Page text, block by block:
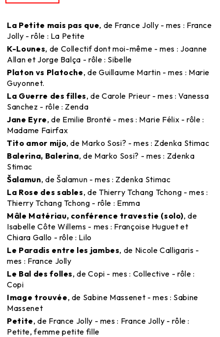
La Petite mais pas que, de France Jolly - mes : France
Jolly - rôle : La Petite
K-Lounes, de Collectif dont moi-même - mes : Joanne
Allan et Jorge Balça - rôle : Sibelle
Platon vs Platoche, de Guillaume Martin - mes : Marie
Guyonnet.
La Guerre des filles, de Carole Prieur - mes : Vanessa
Sanchez - rôle : Zenda
Jane Eyre, de Emilie Brontë - mes : Marie Félix - rôle :
Madame Fairfax
Tito amor mijo, de Marko Sosi? - mes : Zdenka Stimac
Balerina, Balerina, de Marko Sosi? - mes : Zdenka
Stimac
Šalamun, de Šalamun - mes : Zdenka Stimac
La Rose des sables, de Thierry Tchang Tchong - mes :
Thierry Tchang Tchong - rôle : Emma
Mâle Matériau, conférence travestie (solo), de
Isabelle Côte Willems - mes : Françoise Huguet et
Chiara Gallo - rôle : Lilo
Le Paradis entre les jambes, de Nicole Calligaris -
mes : France Jolly
Le Bal des folles, de Copi - mes : Collective - rôle :
Copi
Image trouvée, de Sabine Massenet - mes : Sabine
Massenet
Petite, de France Jolly - mes : France Jolly - rôle :
Petite, femme petite fille